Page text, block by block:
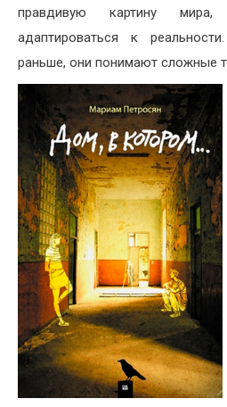
правдивую картину
адаптироваться к
раньше, они понимают сложные